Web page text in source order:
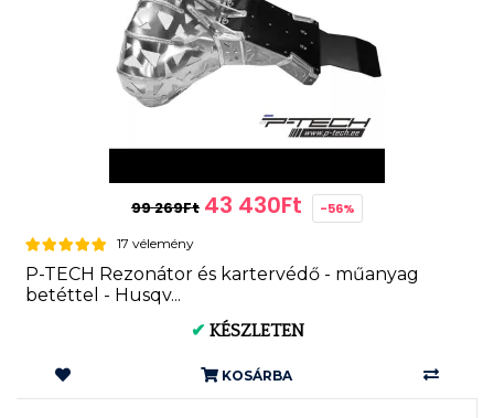
99 269Ft 43 430Ft -56%
17 vélemény
P-TECH Rezonátor és kartervédő - műanyag
betéttel - Husqv...
✔ KÉSZLETEN
KOSÁRBA